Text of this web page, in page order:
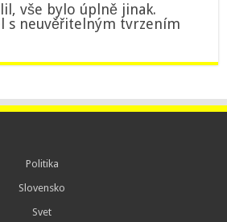
vše bylo úplně jinak.
s neuvěřitelným tvrzením
Politika
Slovensko
Svet